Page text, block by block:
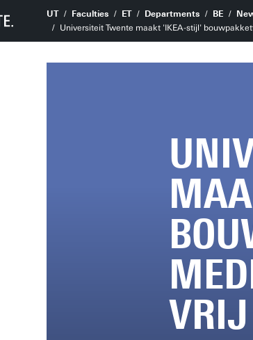
UT Faculties ET Departments BE
Universiteit Twente maakt 'IKEA-stijl'